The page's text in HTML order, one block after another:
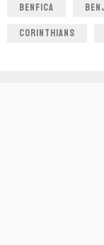
BENFICA
CORINTHIANS